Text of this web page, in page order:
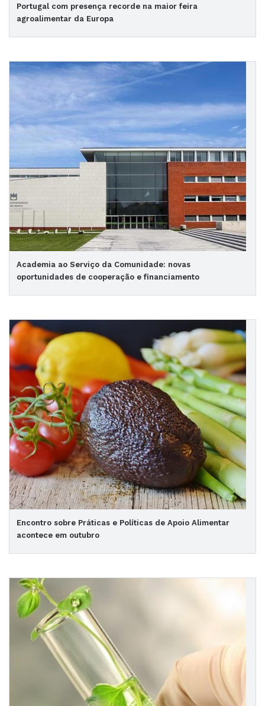
Portugal com presença recorde na maior feira
agroalimentar da Europa
Academia ao Serviço da Comunidade: novas
oportunidades de cooperação e financiamento
Encontro sobre Práticas e Políticas de Apoio Alimentar
acontece em outubro